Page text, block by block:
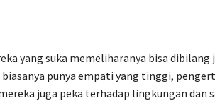
yang suka memeliharanya bisa
punya empati yang tinggi,
juga peka terhadap lingkungan dan